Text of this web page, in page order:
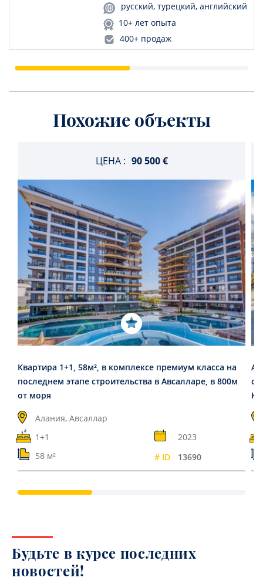
русский, турецкий, английский
10+ лет опыта
400+ продаж
Похожие объекты
ЦЕНА : 90 500 €
Квартира 1+1, 58м², в комплексе премиум класса на
последнем этапе строительства в Авсалларе, в 800м
от моря
Алания, Авсаллар
1+1
2023
58 м²
# ID 13690
с
Будьте в курсе последних
новостей!